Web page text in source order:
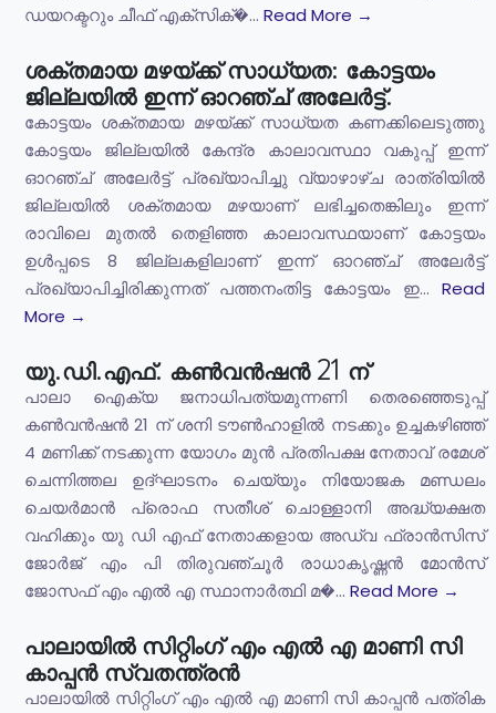
ഡയറക്ടറും ചീഫ് എക്സിക്�... Read More →
ശക്തമായ മഴയ്ക്ക് സാധ്യത: കോട്ടയം
ജില്ലയിൽ ഇന്ന് ഓറഞ്ച് അലേർട്ട്.
കോട്ടയം ശക്തമായ മഴയ്ക്ക് സാധ്യത കണക്കിലെടുത്തു
കോട്ടയം ജില്ലയിൽ കേന്ദ്ര കാലാവസ്ഥാ വകുപ്പ് ഇന്ന്
ഓറഞ്ച് അലേർട്ട് പ്രഖ്യാപിച്ചു വ്യാഴാഴ്ച രാത്രിയിൽ
ജില്ലയിൽ ശക്തമായ മഴയാണ് ലഭിച്ചതെങ്കിലും ഇന്ന്
രാവിലെ മുതൽ തെളിഞ്ഞ കാലാവസ്ഥയാണ് കോട്ടയം
ഉൾപ്പടെ 8 ജില്ലകളിലാണ് ഇന്ന് ഓറഞ്ച് അലേർട്ട്
പ്രഖ്യാപിച്ചിരിക്കുന്നത് പത്തനംതിട്ട കോട്ടയം ഇ... Read
More →
യു.ഡി.എഫ്. കൺവൻഷൻ 21 ന്
പാലാ ഐക്യ ജനാധിപത്യമുന്നണി തെരഞ്ഞെടുപ്പ്
കൺവൻഷൻ 21 ന് ശനി ടൗൺഹാളിൽ നടക്കും ഉച്ചകഴിഞ്ഞ്
4 മണിക്ക് നടക്കുന്ന യോഗം മുൻ പ്രതിപക്ഷ നേതാവ് രമേശ്
ചെന്നിത്തല ഉദ്ഘാടനം ചെയ്യും നിയോജക മണ്ഡലം
ചെയർമാൻ പ്രൊഫ സതീശ് ചൊള്ളാനി അദ്ധ്യക്ഷത
വഹിക്കും യു ഡി എഫ് നേതാക്കളായ അഡ്വ ഫ്രാൻസിസ്
ജോർജ് എം പി തിരുവഞ്ചൂർ രാധാകൃഷ്ണൻ മോൻസ്
ജോസഫ് എം എൽ എ സ്ഥാനാർത്ഥി മ�... Read More →
പാലായിൽ സിറ്റിംഗ് എം എൽ എ മാണി സി
കാപ്പൻ സ്വതന്ത്രൻ
പാലായിൽ സിറ്റിംഗ് എം എൽ എ മാണി സി കാപ്പൻ പത്രിക